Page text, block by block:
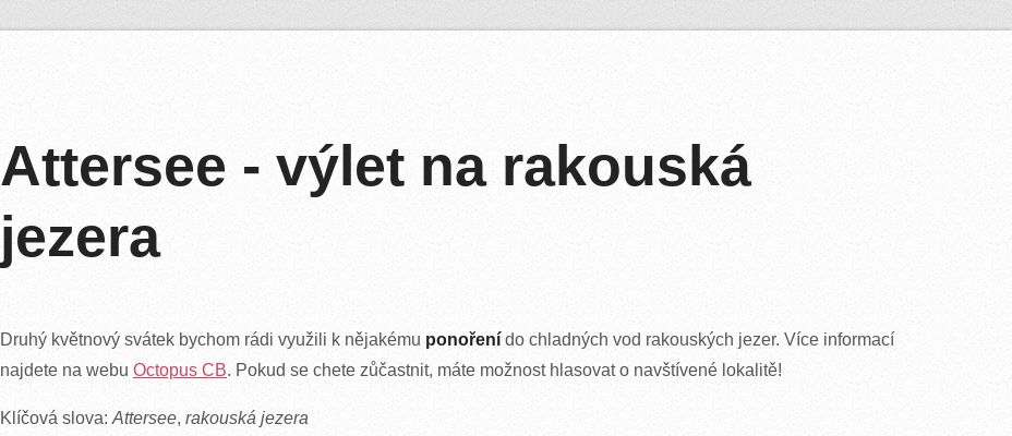
Attersee - výlet na rakouská
jezera
Druhý květnový svátek bychom rádi využili k nějakému ponoření do chladných vod rakouských jezer. Více informací
najdete na webu Octopus CB. Pokud se chete zůčastnit, máte možnost hlasovat o navštívené lokalitě!
Klíčová slova: Attersee, rakouská jezera